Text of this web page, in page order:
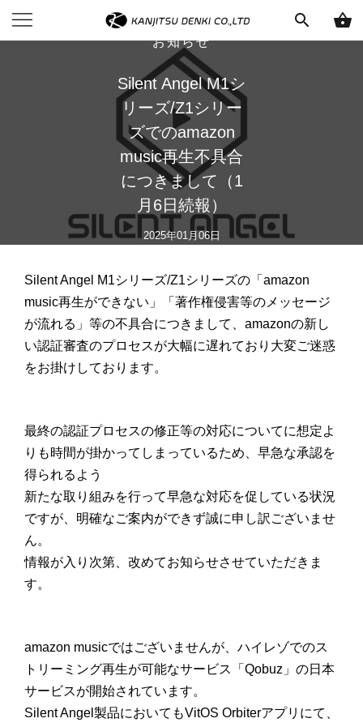
search shopping_basket
お知らせ
Silent Angel M1シ
リーズ/Z1シリー
ズでのamazon
music再生不具合
につきまして（1
月6日続報）
2025年01月06日
Silent Angel M1シリーズ/Z1シリーズの「amazon
music再生ができない」「著作権侵害等のメッセージ
が流れる」等の不具合につきまして、amazonの新し
い認証審査のプロセスが大幅に遅れており大変ご迷惑
をお掛けしております。
最終の認証プロセスの修正等の対応についてに想定よ
りも時間が掛かってしまっているため、早急な承認を
得られるよう
新たな取り組みを行って早急な対応を促している状況
ですが、明確なご案内ができず誠に申し訳ございませ
ん。
情報が入り次第、改めてお知らせさせていただきま
す。
amazon musicではございませんが、ハイレゾでのス
トリーミング再生が可能なサービス「Qobuz」の日本
サービスが開始されています。
Silent Angel製品においてもVitOS Orbiterアプリにて、